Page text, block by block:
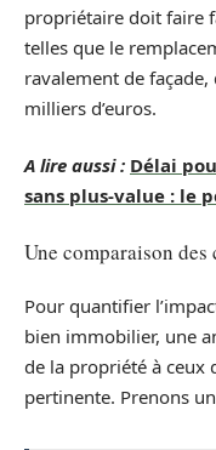
propriétaire doit faire
telles que le
ravalement de
milliers d’euros.
A lire aussi : Délai
sans plus-value : le
Une comparaison
Pour quantifier
bien immobilier, une
de la propriété à ceux
pertinente. Prenons